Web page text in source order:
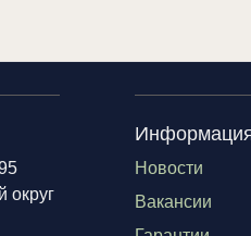
округ
Новости
Вакансии